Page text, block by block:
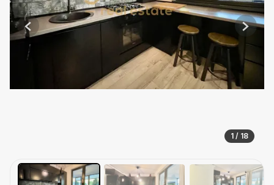
1 / 18
Previous Next